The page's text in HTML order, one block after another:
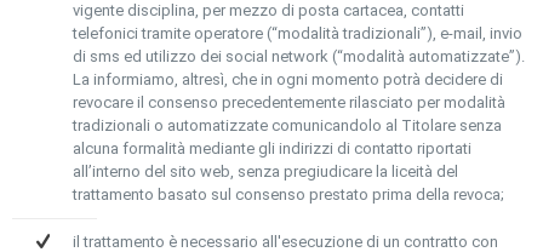
vigente disciplina, per mezzo di posta cartacea, contatti
telefonici tramite operatore (“modalità tradizionali”), e-mail, invio
di sms ed utilizzo dei social network (“modalità automatizzate”).
La informiamo, altresì, che in ogni momento potrà decidere di
revocare il consenso precedentemente rilasciato per modalità
tradizionali o automatizzate comunicandolo al Titolare senza
alcuna formalità mediante gli indirizzi di contatto riportati
all’interno del sito web, senza pregiudicare la liceità del
trattamento basato sul consenso prestato prima della revoca;
il trattamento è necessario all'esecuzione di un contratto con